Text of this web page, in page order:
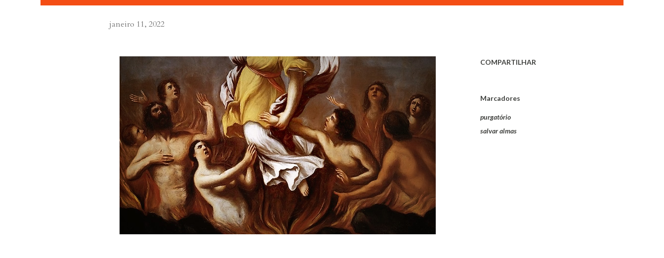
janeiro 11, 2022
COMPARTILHAR
Marcadores
purgatório
salvar almas